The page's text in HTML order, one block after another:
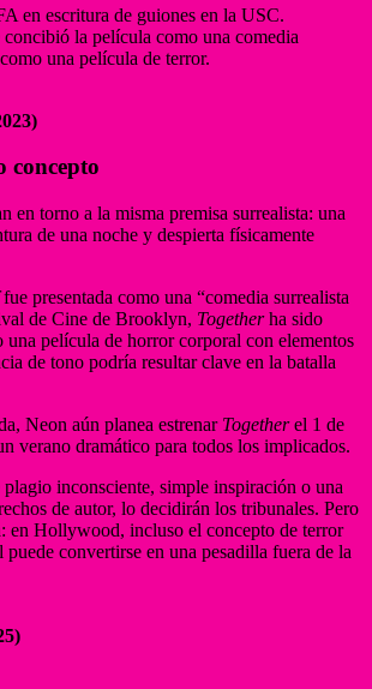
en escritura de guiones en la USC.
la película como una comedia
una película de terror.
concepto
en torno a la misma premisa surrealista: una
de una noche y despierta físicamente
fue presentada como una “comedia surrealista
de Cine de Brooklyn, Togetherha sido
una película de horror corporal con elementos
de tono podría resultar clave en la batalla
Neon aún planea estrenar Togetherel 1 de
verano dramático para todos los implicados.
plagio inconsciente, simple inspiración o una
de autor, lo decidirán los tribunales. Pero
en Hollywood, incluso el concepto de terror
convertirse en una pesadilla fuera de la